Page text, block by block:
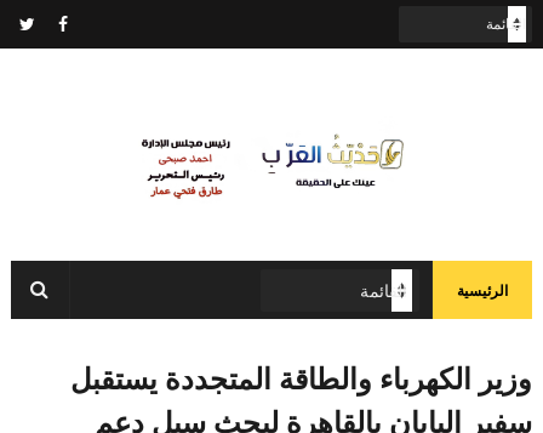
الرئيسية
وزير الكهرباء والطاقة المتجددة يستقبل
سفير اليابان بالقاهرة لبحث سبل دعم